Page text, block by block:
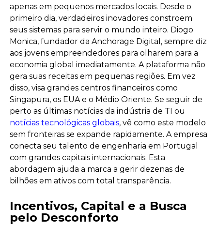
apenas em pequenos mercados locais. Desde o
primeiro dia, verdadeiros inovadores constroem
seus sistemas para servir o mundo inteiro. Diogo
Monica, fundador da Anchorage Digital, sempre diz
aos jovens empreendedores para olharem para a
economia global imediatamente. A plataforma não
gera suas receitas em pequenas regiões. Em vez
disso, visa grandes centros financeiros como
Singapura, os EUA e o Médio Oriente. Se seguir de
perto as últimas notícias da indústria de TI ou
notícias tecnológicas globais, vê como este modelo
sem fronteiras se expande rapidamente. A empresa
conecta seu talento de engenharia em Portugal
com grandes capitais internacionais. Esta
abordagem ajuda a marca a gerir dezenas de
bilhões em ativos com total transparência.
Incentivos, Capital e a Busca
pelo Desconforto